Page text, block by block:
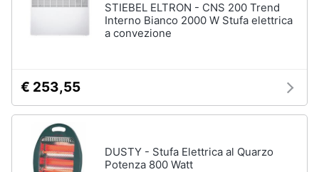
STIEBEL ELTRON - CNS 200 Trend
Interno Bianco 2000 W Stufa elettrica
a convezione
€ 253,55
DUSTY - Stufa Elettrica al Quarzo
Potenza 800 Watt